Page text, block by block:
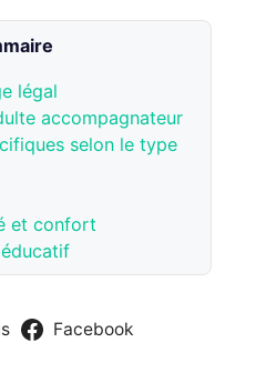
légal
accompagnateur
selon le type
et confort
Facebook